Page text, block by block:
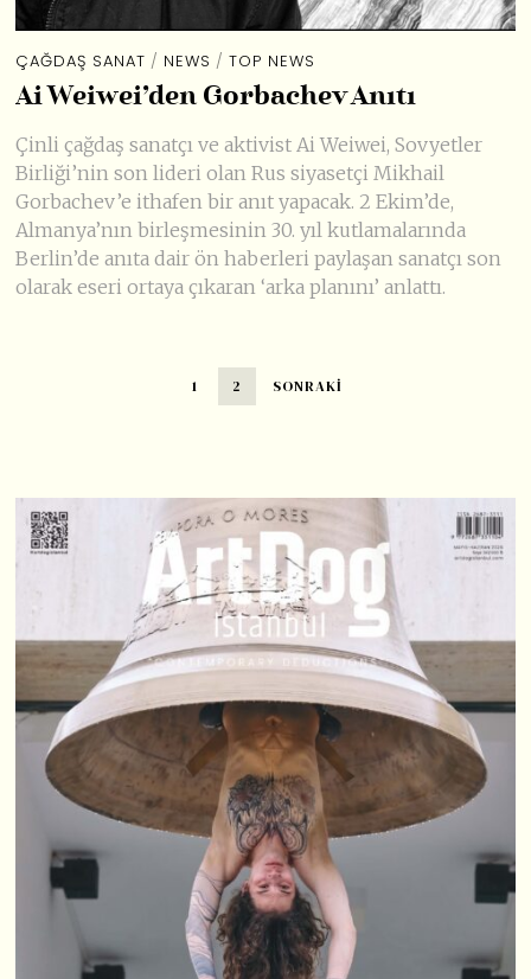
ÇAĞDAŞ SANAT / NEWS / TOP NEWS
Ai Weiwei’den Gorbachev Anıtı
Çinli çağdaş sanatçı ve aktivist Ai Weiwei, Sovyetler
Birliği’nin son lideri olan Rus siyasetçi Mikhail
Gorbachev’e ithafen bir anıt yapacak. 2 Ekim’de,
Almanya’nın birleşmesinin 30. yıl kutlamalarında
Berlin’de anıta dair ön haberleri paylaşan sanatçı son
olarak eseri ortaya çıkaran ‘arka planını’ anlattı.
1 2 SONRAKI